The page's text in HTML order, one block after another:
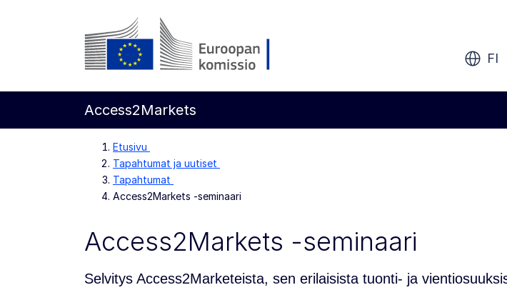
Siirry pääsisältöön
FI
Access2Markets
Etusivu
Tapahtumat ja uutiset
Tapahtumat
Access2Markets -seminaari
Access2Markets -seminaari
Selvitys Access2Marketeista, sen erilaisista tuonti- ja